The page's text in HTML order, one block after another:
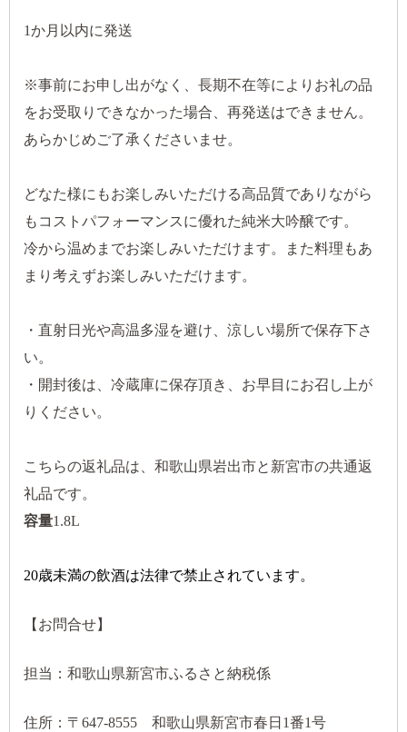
1か月以内に発送
※事前にお申し出がなく、長期不在等によりお礼の品
をお受取りできなかった場合、再発送はできません。
あらかじめご了承くださいませ。
どなた様にもお楽しみいただける高品質でありながら
もコストパフォーマンスに優れた純米大吟醸です。
冷から温めまでお楽しみいただけます。また料理もあ
まり考えずお楽しみいただけます。
・直射日光や高温多湿を避け、涼しい場所で保存下さ
い。
・開封後は、冷蔵庫に保存頂き、お早目にお召し上が
りください。
こちらの返礼品は、和歌山県岩出市と新宮市の共通返
礼品です。
容量1.8L
20歳未満の飲酒は法律で禁止されています。
【お問合せ】
担当：和歌山県新宮市ふるさと納税係
住所：〒647-8555 和歌山県新宮市春日1番1号